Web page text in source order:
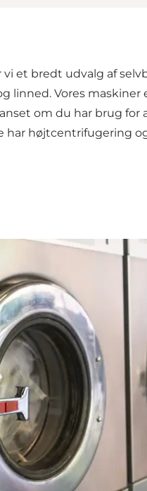
et bredt udvalg af
linned. Vores
om du har brug
har højtcentrifugering